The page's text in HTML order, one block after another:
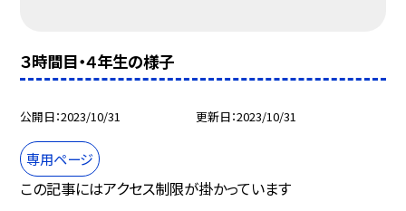
３時間目・４年生の様子
公開日 2023/10/31 更新日 2023/10/31
専用ページ
この記事にはアクセス制限が掛かっています